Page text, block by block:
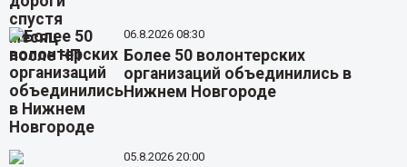
06.8.2026 08:30
Более 50 волонтерских
организаций объединились в
Нижнем Новгороде
05.8.2026 20:00